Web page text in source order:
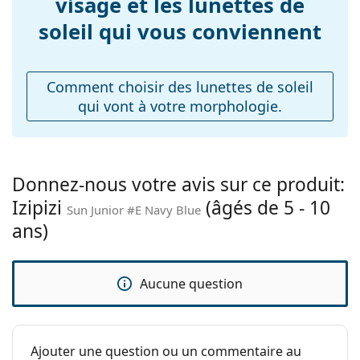
Explorez la gamme complète delunettes de soleil
découvrir d'autres modèles de marques populaires.
Oui
Accessoires
Tissu de
nettoyage:
Non
Autres
Sexe:
Pour enfants
5 - 10 ans
Catégorie:
Lunettes de soleil
soleil qui vous conviennent
Comment choisir des lunettes de soleil
qui vont à votre morphologie.
Donnez-nous votre avis sur ce produit:
Izipizi Sun Junior #E Navy Blue (âgés de 5 - 10
ans)
Aucune question
Ajouter une question ou un commentaire au